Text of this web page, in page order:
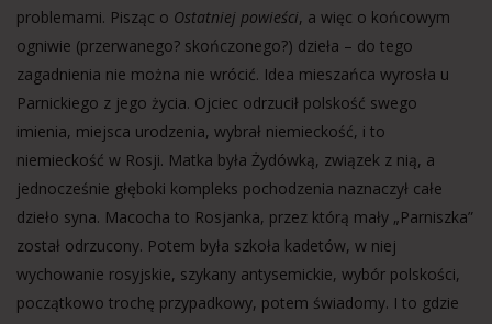
problemami. Pisząc o Ostatniej powieści, a więc o końcowym
ogniwie (przerwanego? skończonego?) dzieła – do tego
zagadnienia nie można nie wrócić. Idea mieszańca wyrosła u
Parnickiego z jego życia. Ojciec odrzucił polskość swego
imienia, miejsca urodzenia, wybrał niemieckość, i to
niemieckość w Rosji. Matka była Żydówką, związek z nią, a
jednocześnie głęboki kompleks pochodzenia naznaczył całe
dzieło syna. Macocha to Rosjanka, przez którą mały „Parniszka”
został odrzucony. Potem była szkoła kadetów, w niej
wychowanie rosyjskie, szykany antysemickie, wybór polskości,
początkowo trochę przypadkowy, potem świadomy. I to gdzie